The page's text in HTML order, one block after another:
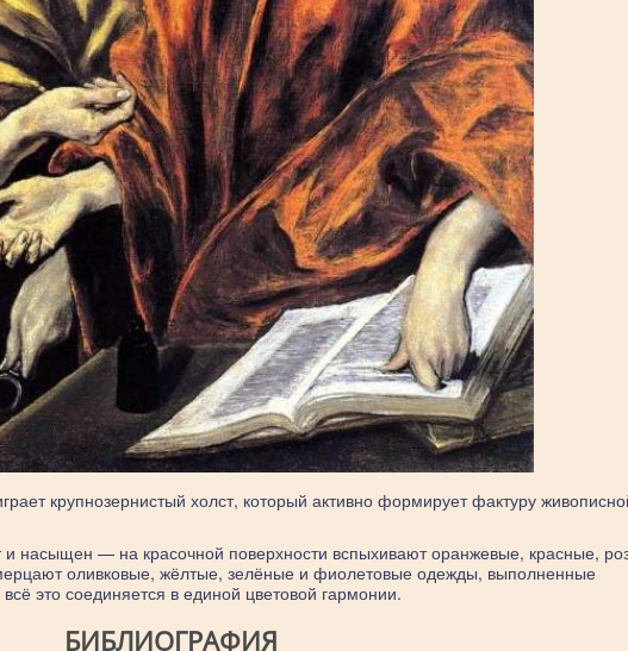
крупнозернистый холст, который активно формирует фактуру
и насыщен — на красочной поверхности вспыхивают оранжевые, красные,
оливковые, жёлтые, зелёные и фиолетовые одежды, выполненные
это соединяется в единой цветовой гармонии.
БИБЛИОГРАФИЯ